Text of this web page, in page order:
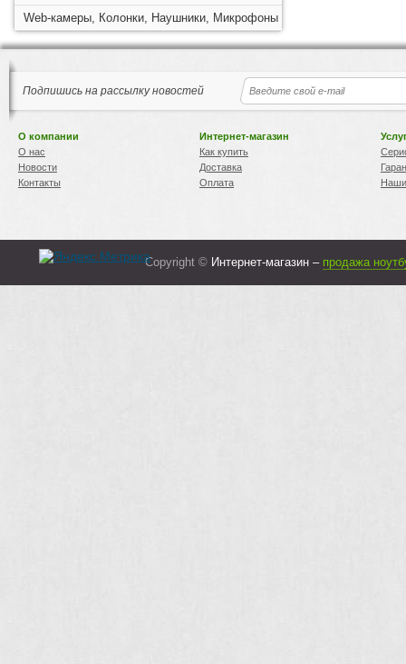
Web-камеры, Колонки, Наушники, Микрофоны
Подпишись на рассылку новостей
О компании
О нас
Новости
Контакты
Интернет-магазин
Как купить
Доставка
Оплата
Copyright © Интернет-магазин – продажа